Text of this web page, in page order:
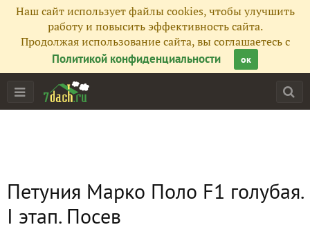
Наш сайт использует файлы cookies, чтобы улучшить
работу и повысить эффективность сайта.
Продолжая использование сайта, вы соглашаетесь с
Политикой конфиденциальности
ок
Петуния Марко Поло F1 голубая.
I этап. Посев